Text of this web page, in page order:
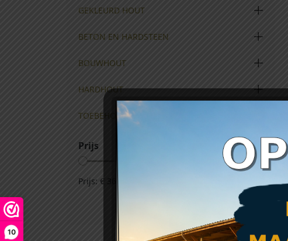
10
GEKLEURD HOUT
BETON EN HARDSTEEN
BOUWHOUT
HARDHOUT
TOEBEHOREN
Prijs
Prijs: € 36 —